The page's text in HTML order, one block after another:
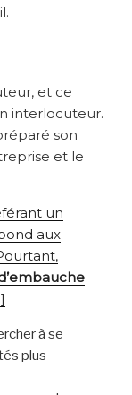
et ce
interlocuteur.
son
et le
un
aux
à se
plus